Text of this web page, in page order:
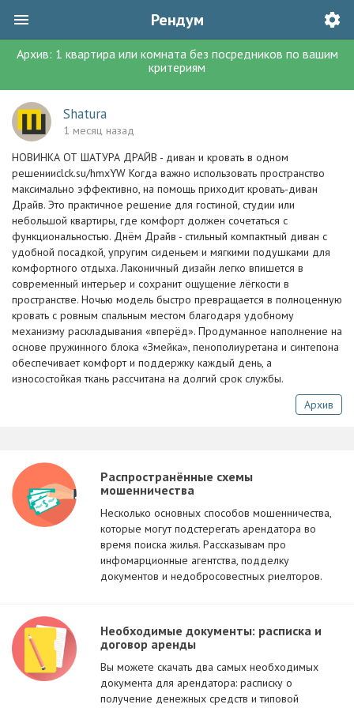
Рендум
Архив: 1 квартира или комната без посредников по вашим
критериям
Shatura
1 месяц назад
НОВИНКА ОТ ШАТУРА ДРАЙВ - диван и кровать в одном
решенииclck.su/hmxYW Когда важно использовать пространство
максимально эффективно, на помощь приходит кровать-диван
Драйв. Это практичное решение для гостиной, студии или
небольшой квартиры, где комфорт должен сочетаться с
функциональностью. Днём Драйв - стильный компактный диван с
удобной посадкой, упругим сиденьем и мягкими подушками для
комфортного отдыха. Лаконичный дизайн легко впишется в
современный интерьер и сохранит ощущение лёгкости в
пространстве. Ночью модель быстро превращается в полноценную
кровать с ровным спальным местом благодаря удобному
механизму раскладывания «вперёд». Продуманное наполнение на
основе пружинного блока «Змейка», пенополиуретана и синтепона
обеспечивает комфорт и поддержку каждый день, а
износостойкая ткань рассчитана на долгий срок службы.
Архив
Распространённые схемы
мошенничества
Несколько основных способов мошенничества,
которые могут подстерегать арендатора во
время поиска жилья. Рассказывам про
инфомарционные агентства, подделку
документов и недобросовестных риелторов.
Необходимые документы: расписка и
договор аренды
Вы можете скачать два самых необходимых
документа для арендатора: расписку о
получение денежных средств и типовой